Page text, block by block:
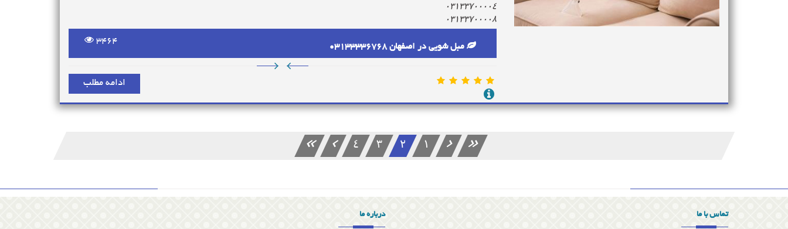
03133700004
03133700008
مبل شویی در اصفهان 03133336768
3464
ادامه مطلب
1
2
3
4
تماس با ما درباره ما